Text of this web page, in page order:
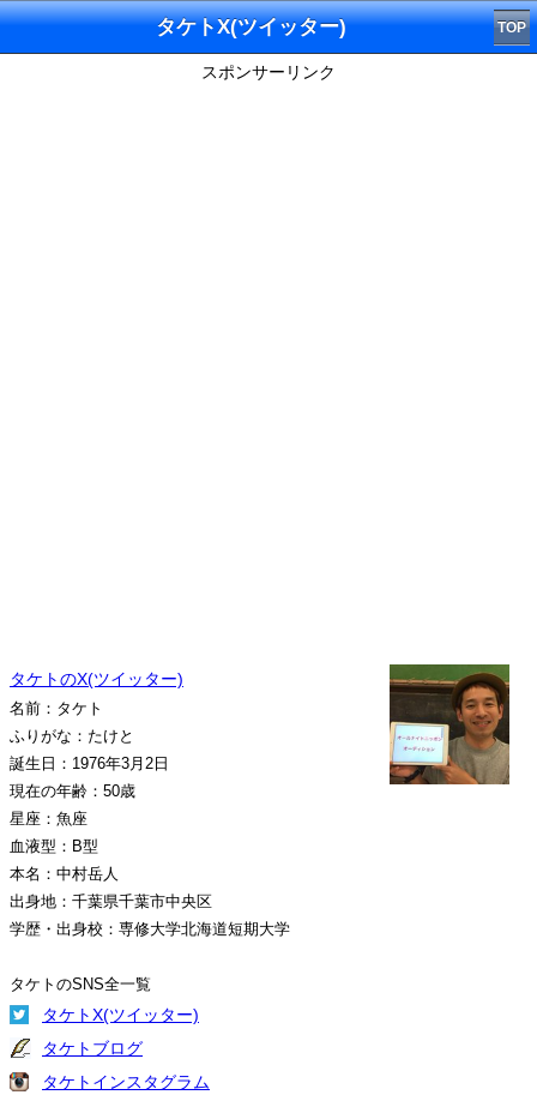
タケトX(ツイッター) TOP
スポンサーリンク
タケトのX(ツイッター)
名前：タケト
ふりがな：たけと
誕生日：1976年3月2日
現在の年齢：50歳
星座：魚座
血液型：B型
本名：中村岳人
出身地：千葉県千葉市中央区
学歴・出身校：専修大学北海道短期大学
タケトのSNS全一覧
タケトX(ツイッター)
タケトブログ
タケトインスタグラム